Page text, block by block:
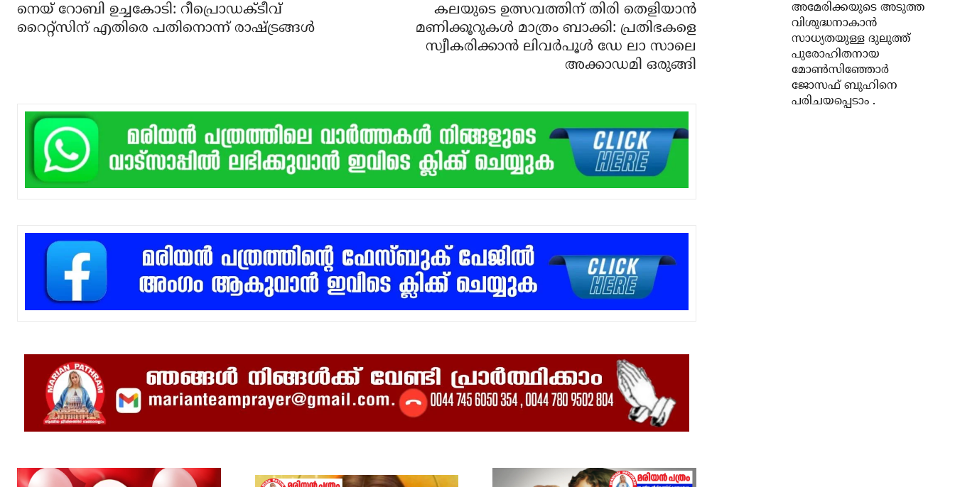
നെയ് റോബി ഉച്ചകോടി: റീപ്രൊഡക്ടീവ്
റൈറ്റ്‌സിന് എതിരെ പതിനൊന്ന് രാഷ്ട്രങ്ങള്‍
കലയുടെ ഉത്സവത്തിന് തിരി തെളിയാൻ
മണിക്കൂറുകൾ മാത്രം ബാക്കി: പ്രതിഭകളെ
സ്വീകരിക്കാൻ ലിവർപൂൾ ഡേ ലാ സാലെ
അക്കാഡമി ഒരുങ്ങി
അമേരിക്കയുടെ അടുത്ത
വിശുദ്ധനാകാൻ
സാധ്യതയുള്ള ദുലുത്ത്
പുരോഹിതനായ
മോൺസിഞ്ഞോർ
ജോസഫ് ബുഹിനെ
പരിചയപ്പെടാം .